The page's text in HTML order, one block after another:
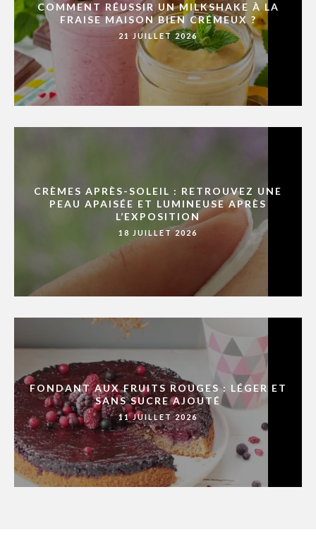
COMMENT RÉUSSIR UN MILKSHAKE À LA
FRAISE MAISON BIEN CRÉMEUX ?
21 JUILLET 2026
CRÈMES APRÈS-SOLEIL : RETROUVEZ UNE
PEAU APAISÉE ET LUMINEUSE APRÈS
L’EXPOSITION
18 JUILLET 2026
FONDANT AUX FRUITS ROUGES : LÉGER ET
SANS SUCRE AJOUTÉ
11 JUILLET 2026